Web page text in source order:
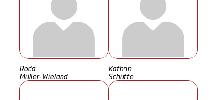
Roda
Müller-Wieland
Kathrin
Schütte